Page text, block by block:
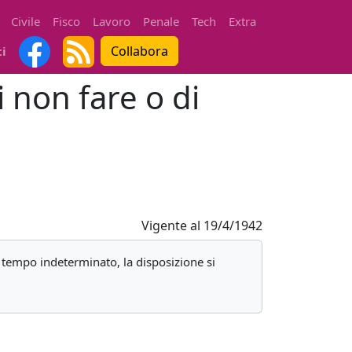
Civile Fisco Lavoro Penale Tech
Extra
Collabora
non fare o di
Vigente al 19/4/1942
indeterminato, la disposizione si